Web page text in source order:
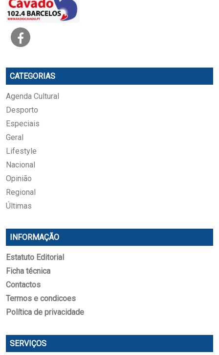
CATEGORIAS
Agenda Cultural
Desporto
Especiais
Geral
Lifestyle
Nacional
Opinião
Regional
Últimas
INFORMAÇÃO
Estatuto Editorial
Ficha técnica
Contactos
Termos e condicoes
Política de privacidade
SERVIÇOS